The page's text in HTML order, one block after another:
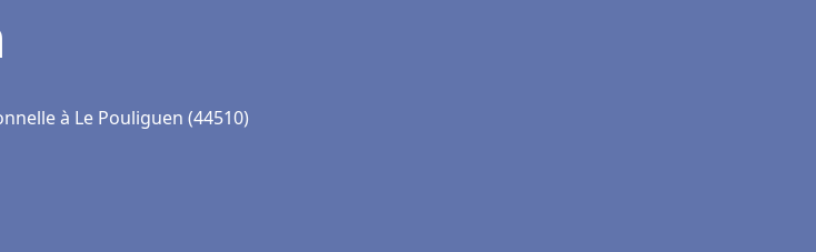
à Le Pouliguen (44510)